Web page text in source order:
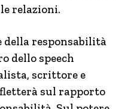
relazioni.
della responsabilità
dello speech
scrittore e
sul rapporto